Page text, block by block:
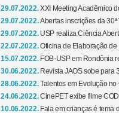
29.07.2022.XXI Meeting Acadêmico
29.07.2022.Abertas inscrições da 30ª
29.07.2022. USP realiza Ciência
22.07.2022.Oficina de Elaboração de
15.07.2022. FOB-USP em Rondônia
30.06.2022. Revista JAOS sobe para
28.06.2022.Talentos em Evolução no
24.06.2022.CinePET exibe filme
10.06.2022. Fala em crianças é tema